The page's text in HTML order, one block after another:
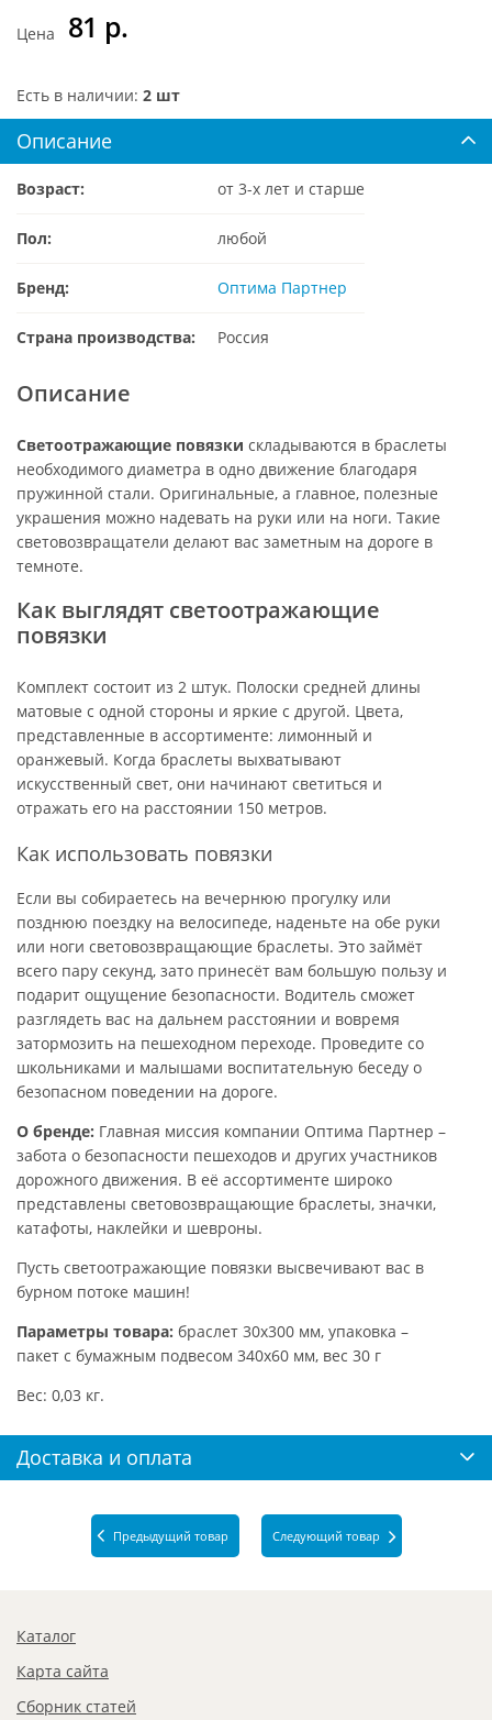
Цена 81 р.
Есть в наличии: 2 шт
Описание
Возраст: от 3-х лет и старше
Пол: любой
Бренд: Оптима Партнер
Страна производства: Россия
Описание
Светоотражающие повязки складываются в браслеты
необходимого диаметра в одно движение благодаря
пружинной стали. Оригинальные, а главное, полезные
украшения можно надевать на руки или на ноги. Такие
световозвращатели делают вас заметным на дороге в
темноте.
Как выглядят светоотражающие
повязки
Комплект состоит из 2 штук. Полоски средней длины
матовые с одной стороны и яркие с другой. Цвета,
представленные в ассортименте: лимонный и
оранжевый. Когда браслеты выхватывают
искусственный свет, они начинают светиться и
отражать его на расстоянии 150 метров.
Как использовать повязки
Если вы собираетесь на вечернюю прогулку или
позднюю поездку на велосипеде, наденьте на обе руки
или ноги световозвращающие браслеты. Это займёт
всего пару секунд, зато принесёт вам большую пользу и
подарит ощущение безопасности. Водитель сможет
разглядеть вас на дальнем расстоянии и вовремя
затормозить на пешеходном переходе. Проведите со
школьниками и малышами воспитательную беседу о
безопасном поведении на дороге.
О бренде: Главная миссия компании Оптима Партнер –
забота о безопасности пешеходов и других участников
дорожного движения. В её ассортименте широко
представлены световозвращающие браслеты, значки,
катафоты, наклейки и шевроны.
Пусть светоотражающие повязки высвечивают вас в
бурном потоке машин!
Параметры товара: браслет 30х300 мм, упаковка –
пакет с бумажным подвесом 340х60 мм, вес 30 г
Вес: 0,03 кг.
Доставка и оплата
Предыдущий товар Следующий товар
Каталог
Карта сайта
Сборник статей